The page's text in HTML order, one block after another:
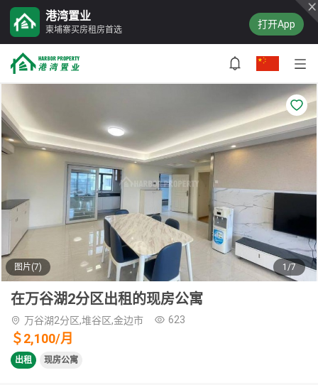
港湾置业
柬埔寨买房租房首选 打开App
图片(7) 1/7
在万谷湖2分区出租的现房公寓
万谷湖2分区,堆谷区,金边市 623
＄2,100/月
出租 现房公寓